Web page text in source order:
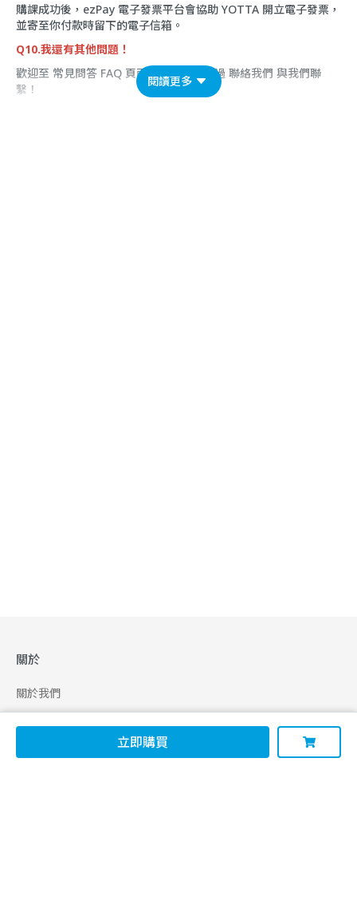
立即購買
購課成功後，ezPay 電子發票平台會協助 YOTTA 開立電子發票，
並寄至你付款時留下的電子信箱。
Q10.我還有其他問題！
歡迎至 常見問答 FAQ 頁面看看，或是透過 聯絡我們 與我們聯
繫！
閱讀更多
關於
關於我們
合作申請